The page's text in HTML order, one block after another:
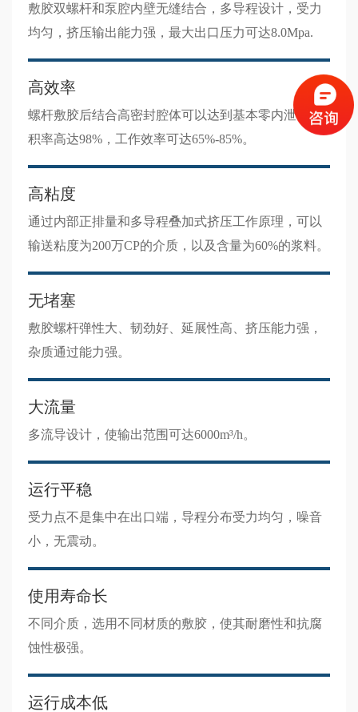
敷胶双螺杆和泵腔内壁无缝结合，多导程设计，受力
均匀，挤压输出能力强，最大出口压力可达8.0Mpa.
高效率
螺杆敷胶后结合高密封腔体可以达到基本零内泄，容
积率高达98%，工作效率可达65%-85%。
高粘度
通过内部正排量和多导程叠加式挤压工作原理，可以
输送粘度为200万CP的介质，以及含量为60%的浆料。
无堵塞
敷胶螺杆弹性大、韧劲好、延展性高、挤压能力强，
杂质通过能力强。
大流量
多流导设计，使输出范围可达6000m³/h。
运行平稳
受力点不是集中在出口端，导程分布受力均匀，噪音
小，无震动。
使用寿命长
不同介质，选用不同材质的敷胶，使其耐磨性和抗腐
蚀性极强。
运行成本低